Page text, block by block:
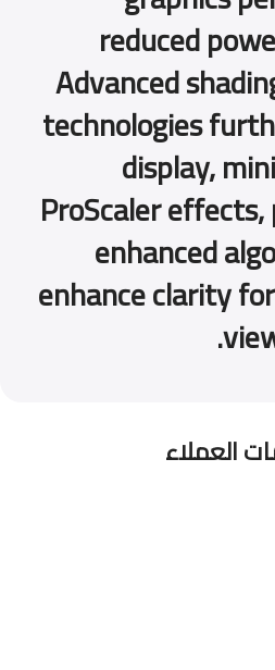
reduced
Advanced
technologies
display,
ProScaler
enhanced
enhance clarity
العملاء